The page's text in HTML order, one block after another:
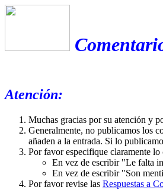
Atención:
Muchas gracias por su atención y
Generalmente, no publicamos los
añaden a la entrada. Si lo
Por favor especifique claramente lo
En vez de escribir "Le falta
En vez de escribir "Son
Por favor revise las Respuestas a